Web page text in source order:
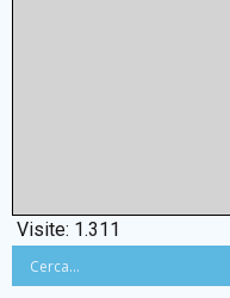
Visite: 1.311